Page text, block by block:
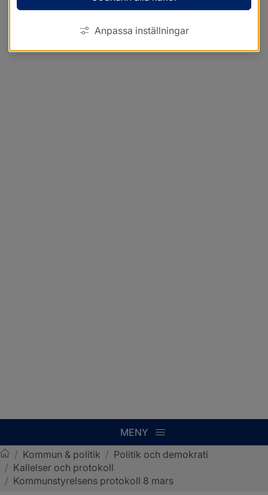
MENY
Sotenäs kommun
/ Kommun & politik / Politik och demokrati
/ Kallelser och protokoll
/ Kommunstyrelsens protokoll 8 mars
Anpassa inställningar